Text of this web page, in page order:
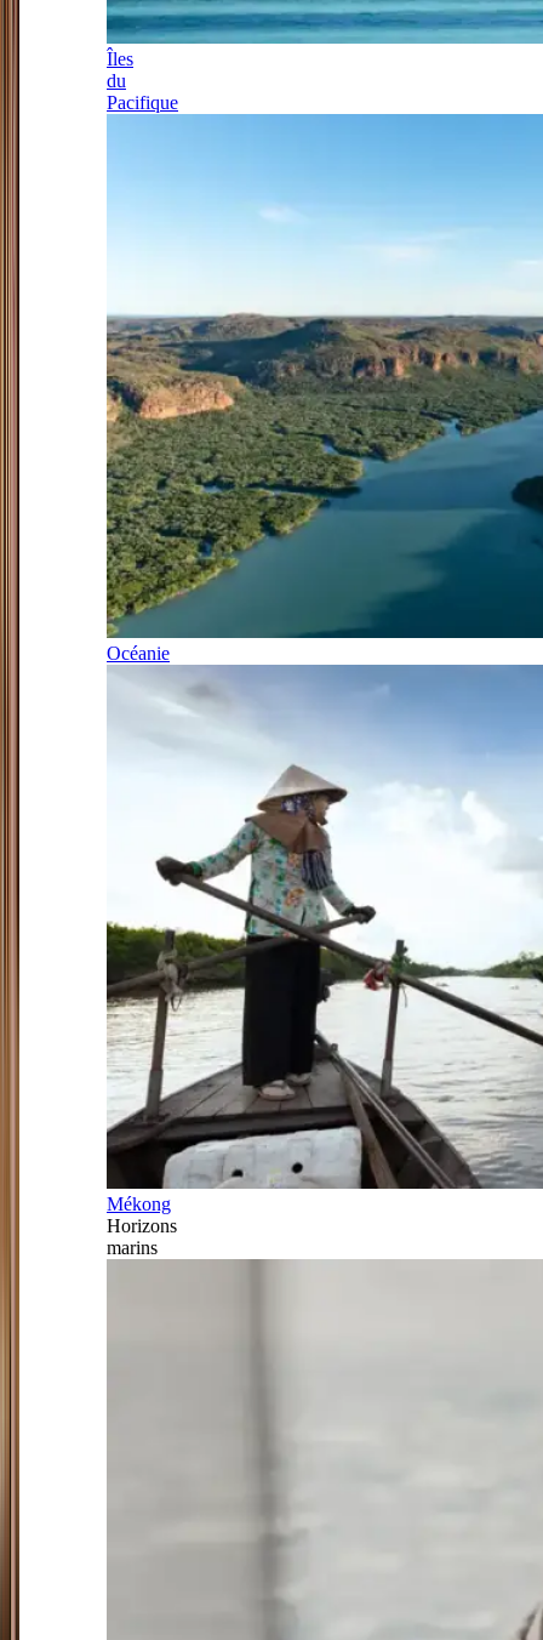
Îles
du
Pacifique
Océanie
Mékong
Horizons
marins